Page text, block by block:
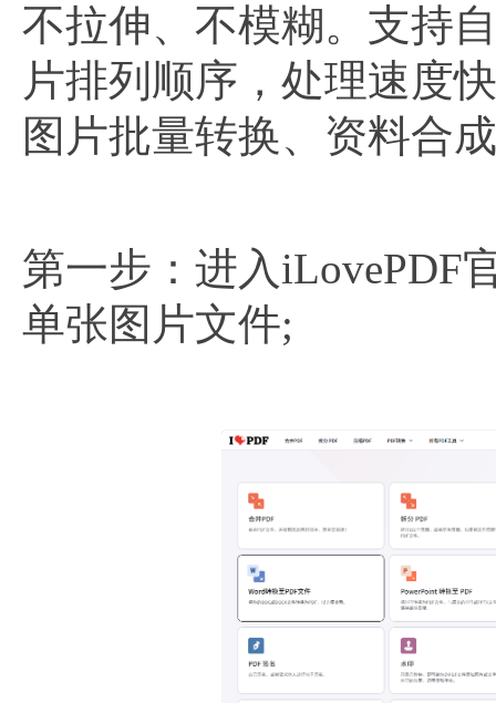
不拉伸、不模糊。支持
片排列顺序，处理速度
图片批量转换、资料合
第一步：进入iLovePDF
单张图片文件;